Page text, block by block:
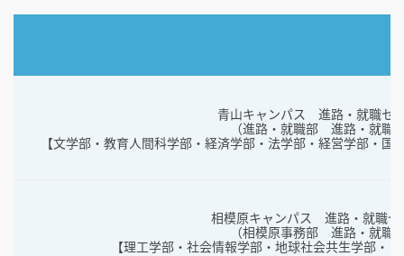
青山キャンパス 進路・就職セ
（進路・就職部 進路・就職
【文学部・教育人間科学部・経済学部・法学部・経営学部・
相模原キャンパス 進路・就職セ
（相模原事務部 進路・就職
【理工学部・社会情報学部・地球社会共生学部・